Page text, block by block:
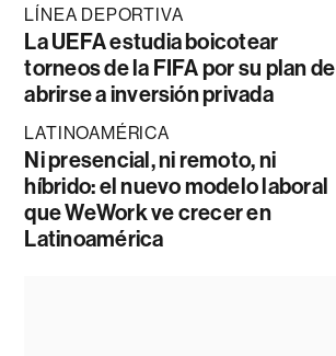
LÍNEA DEPORTIVA
La UEFA estudia boicotear
torneos de la FIFA por su plan de
abrirse a inversión privada
LATINOAMÉRICA
Ni presencial, ni remoto, ni
híbrido: el nuevo modelo laboral
que WeWork ve crecer en
Latinoamérica